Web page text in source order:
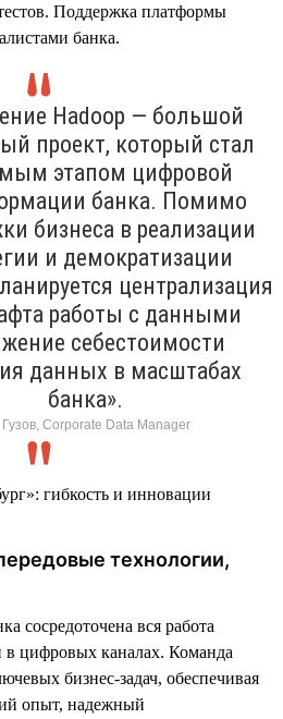
Поддержка платформы
банка.
Hadoop — большой
проект, который стал
этапом цифровой
банка. Помимо
бизнеса в реализации
и демократизации
централизация
работы с данными
себестоимости
данных в масштабах
банка».
Corporate Data Manager
технологии,
сосредоточена вся работа
в цифровых каналах. Команда
бизнес-задач, обеспечивая
опыт, надежный